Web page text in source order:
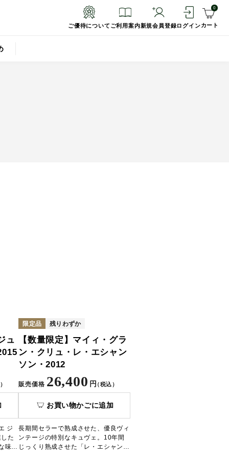
ご優待について ご利用案内新規会員登録ログイン
0
カート
ュ
ジ
た
味わ
限定品 残りわずか
【数量限定】マイィ・グラ
ン・クリュ・レ・エシャン
ソン・2012
販売価格 26,400 円（税込）
お買い物かごに追加
長期間セラーで熟成させた、優良ヴィ
ンテージの特別なキュヴェ。10年間
じっくり熟成させた「レ・エシャンソ